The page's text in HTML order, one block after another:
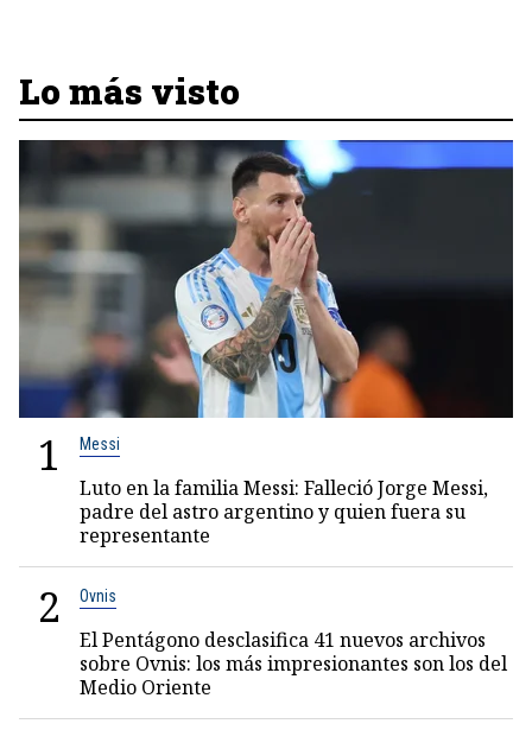
Lo más visto
1 Messi
Luto en la familia Messi: Falleció Jorge Messi,
padre del astro argentino y quien fuera su
representante
2 Ovnis
El Pentágono desclasifica 41 nuevos archivos
sobre Ovnis: los más impresionantes son los del
Medio Oriente